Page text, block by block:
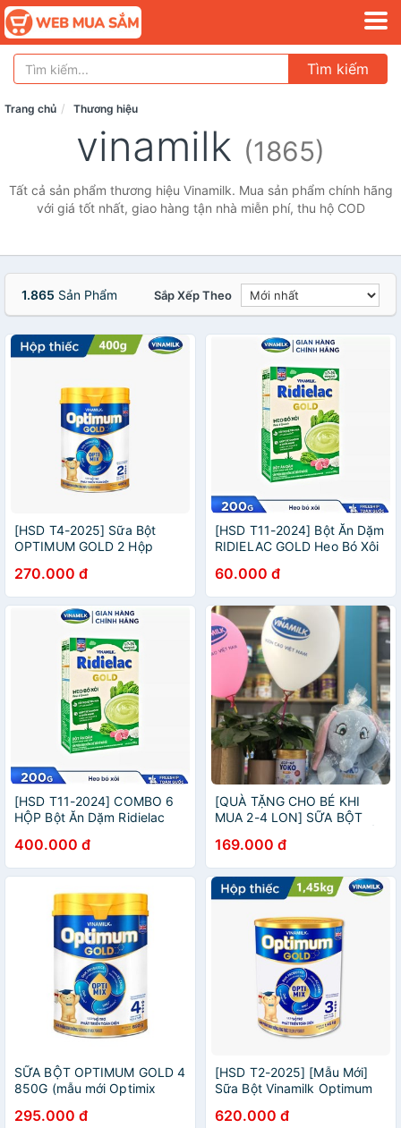
Tìm kiếm
Trang chủ Thương hiệu
vinamilk (1865)
Tất cả sản phẩm thương hiệu Vinamilk. Mua sản phẩm chính hãng
với giá tốt nhất, giao hàng tận nhà miễn phí, thu hộ COD
1.865 Sản Phẩm Sắp Xếp Theo
[HSD T4-2025] Sữa Bột
OPTIMUM GOLD 2 Hộp
270.000 đ
[HSD T11-2024] Bột Ăn Dặm
RIDIELAC GOLD Heo Bó Xôi
60.000 đ
[HSD T11-2024] COMBO 6
HỘP Bột Ăn Dặm Ridielac
200g.
400.000 đ
[QUÀ TẶNG CHO BÉ KHI
MUA 2-4 LON] SỮA BỘT
169.000 đ
SỮA BỘT OPTIMUM GOLD 4
850G (mẫu mới Optimix
295.000 đ
[HSD T2-2025] [Mẫu Mới]
Sữa Bột Vinamilk Optimum
620.000 đ